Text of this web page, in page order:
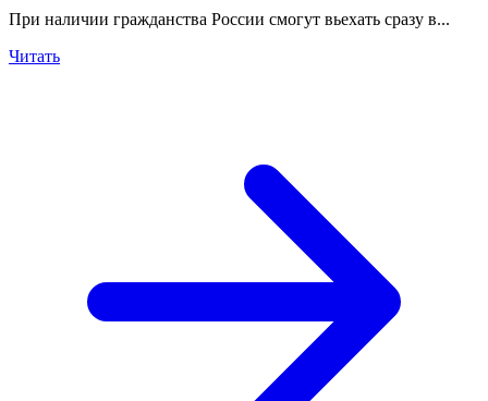
При наличии гражданства России смогут вьехать сразу в...
Читать